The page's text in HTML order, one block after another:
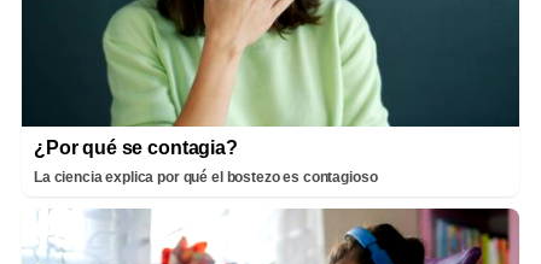
¿Por qué se contagia?
La ciencia explica por qué el bostezo es contagioso